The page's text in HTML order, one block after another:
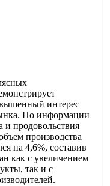
интерес
По информации
и продовольствия
производства
на 4,6%, составив
как с увеличением
так и с